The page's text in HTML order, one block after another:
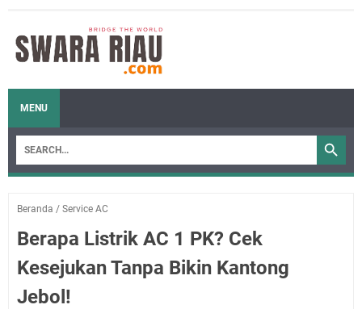
MENU
Beranda / Service AC
Berapa Listrik AC 1 PK? Cek
Kesejukan Tanpa Bikin Kantong
Jebol!